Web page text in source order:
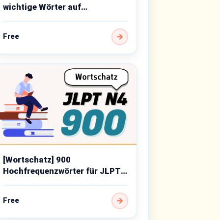
wichtige Wörter auf
Anfängerniveau
Free
[Wortschatz] 900
Hochfrequenzwörter für JLPT
N4
Free